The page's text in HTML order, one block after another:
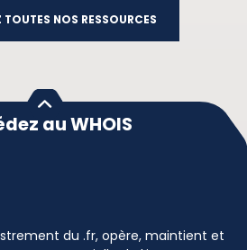
TOUTES NOS RESSOURCES
au WHOIS
du .fr, opère, maintient et